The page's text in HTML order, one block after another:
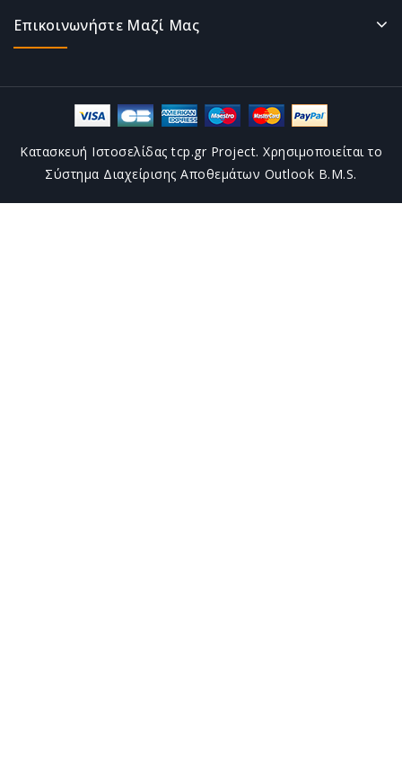
Επικοινωνήστε Μαζί Μας
Κατασκευή Ιστοσελίδας tcp.gr Project. Χρησιμοποιείται το
Σύστημα Διαχείρισης Αποθεμάτων Outlook B.M.S.